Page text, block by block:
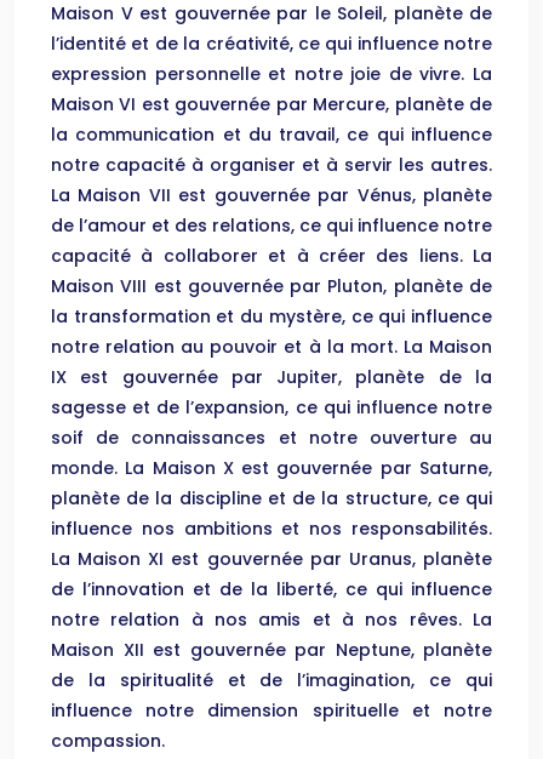
Maison V est gouvernée par le Soleil, planète de
l’identité et de la créativité, ce qui influence notre
expression personnelle et notre joie de vivre. La
Maison VI est gouvernée par Mercure, planète de
la communication et du travail, ce qui influence
notre capacité à organiser et à servir les autres.
La Maison VII est gouvernée par Vénus, planète
de l’amour et des relations, ce qui influence notre
capacité à collaborer et à créer des liens. La
Maison VIII est gouvernée par Pluton, planète de
la transformation et du mystère, ce qui influence
notre relation au pouvoir et à la mort. La Maison
IX est gouvernée par Jupiter, planète de la
sagesse et de l’expansion, ce qui influence notre
soif de connaissances et notre ouverture au
monde. La Maison X est gouvernée par Saturne,
planète de la discipline et de la structure, ce qui
influence nos ambitions et nos responsabilités.
La Maison XI est gouvernée par Uranus, planète
de l’innovation et de la liberté, ce qui influence
notre relation à nos amis et à nos rêves. La
Maison XII est gouvernée par Neptune, planète
de la spiritualité et de l’imagination, ce qui
influence notre dimension spirituelle et notre
compassion.